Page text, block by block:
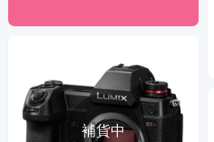
補貨中